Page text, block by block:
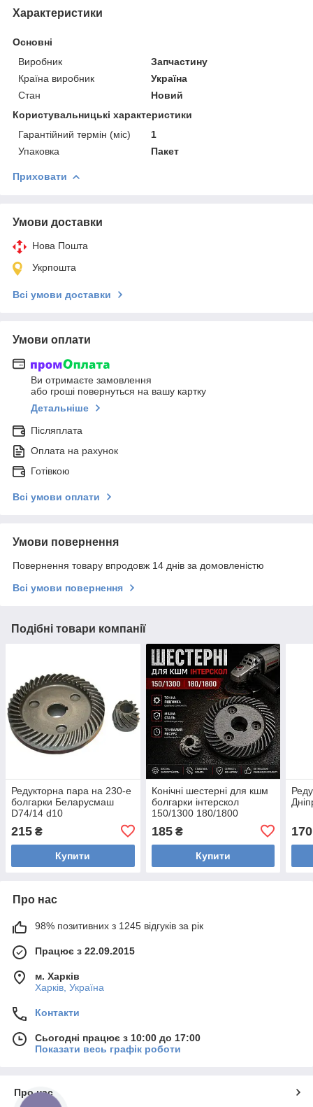
Характеристики
Основні
Виробник
Запчастину
Країна виробник
Україна
Стан
Новий
Користувальницькі характеристики
Гарантійний термін (міс)
1
Упаковка
Пакет
Приховати
Умови доставки
Нова Пошта
Укрпошта
Всі умови доставки
Умови оплати
Ви отримаєте замовлення
або гроші повернуться на вашу картку
Детальніше
Післяплата
Оплата на рахунок
Готівкою
Всі умови оплати
Умови повернення
Повернення товару впродовж 14 днів за домовленістю
Всі умови повернення
Подібні товари компанії
Редукторна пара на 230-е
болгарки Беларусмаш
D74/14 d10
215 ₴
Купити
Конічні шестерні для кшм
болгарки інтерскол
150/1300 180/1800
болгарку конічка з
проріззю
185₴
Купити
170
Про нас
98% позитивних з 1245 відгуків за рік
Працює з 22.09.2015
м. Харків
Харків, Україна
Контакти
Сьогодні працює з 10:00 до 17:00
Показати весь графік роботи
Про нас